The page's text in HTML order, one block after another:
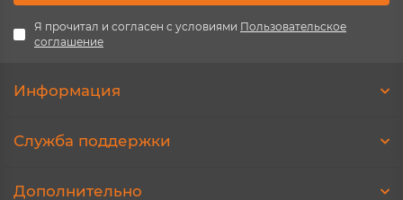
Я прочитал и согласен с условиями Пользовательское
соглашение
Информация
Служба поддержки
Дополнительно